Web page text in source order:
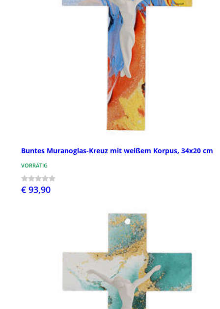
Buntes Muranoglas-Kreuz mit weißem Korpus, 34x20 cm
VORRÄTIG
€ 93,90